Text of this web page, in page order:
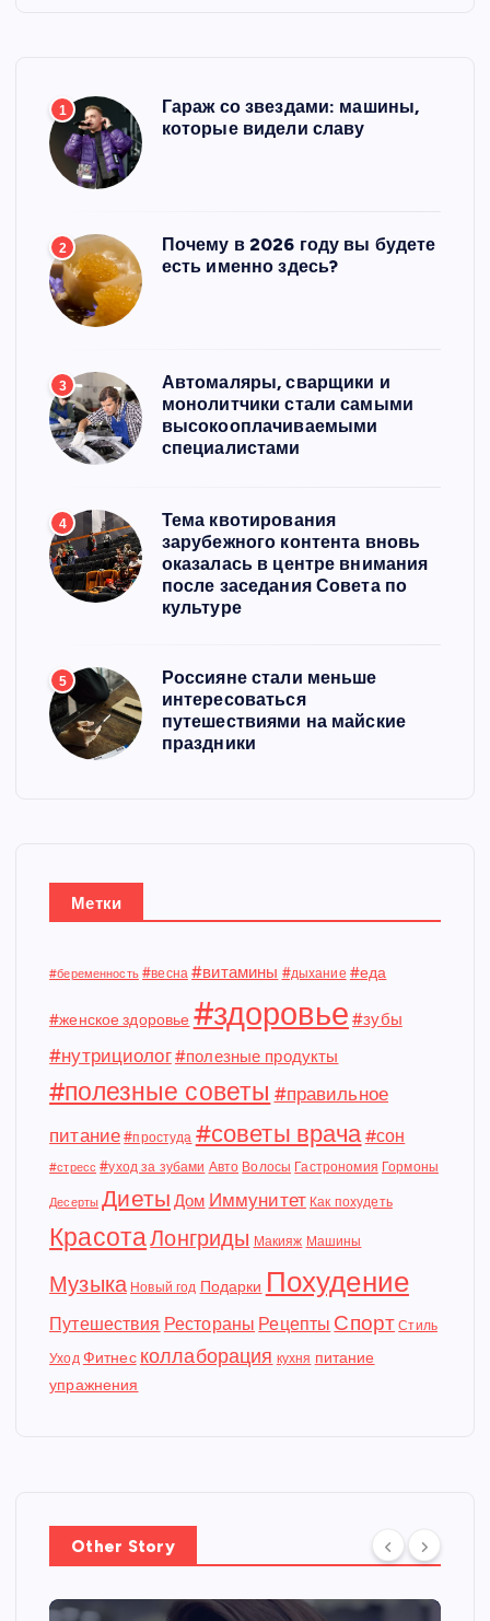
1
Гараж со звездами: машины,
которые видели славу
2
Почему в 2026 году вы будете
есть именно здесь?
3
Автомаляры, сварщики и
монолитчики стали самыми
высокооплачиваемыми
специалистами
4
Тема квотирования
зарубежного контента вновь
оказалась в центре внимания
после заседания Совета по
культуре
5
Россияне стали меньше
интересоваться
путешествиями на майские
праздники
Метки
#беременность #весна #витамины #дыхание #еда
#женское здоровье #здоровье #зубы
#нутрициолог#полезные продукты
#полезные советы #правильное
питание #простуда #советы врача#сон
#стресс #уход за зубами Авто Волосы Гастрономия Гормоны
Десерты Диеты Дом Иммунитет Как похудеть
КрасотаЛонгриды Макияж Машины
Музыка Новый год Подарки Похудение
Путешествия Рестораны Рецепты Спорт Стиль
Уход Фитнес коллаборация кухня питание
упражнения
Other Story